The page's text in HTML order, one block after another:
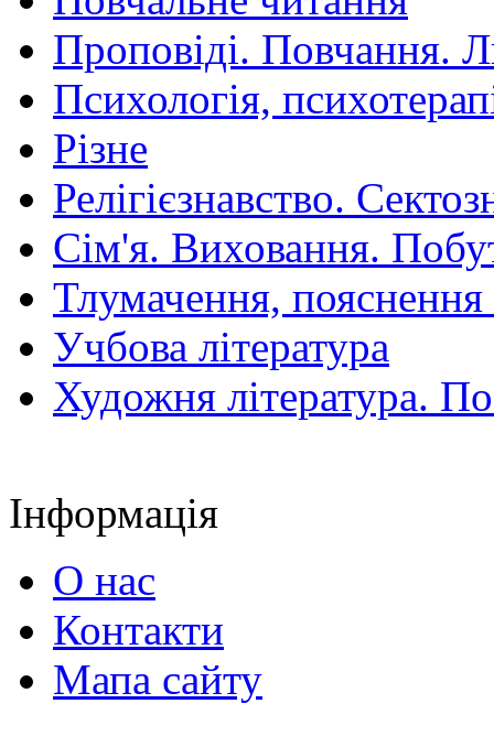
Проповіді. Повчання.
Психологія,
Різне
Релігієзнавство.
Сім'я. Виховання.
Тлумачення,
Учбова література
Художня література.
Інформація
О нас
Контакти
Мапа сайту